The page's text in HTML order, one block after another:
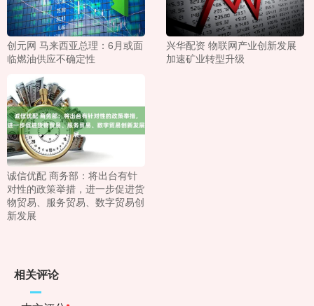
创元网 马来西亚总理：6月或面
临燃油供应不确定性
兴华配资 物联网产业创新发展
加速矿业转型升级
诚信优配 商务部：将出台有针
对性的政策举措，进一步促进货
物贸易、服务贸易、数字贸易创
新发展
相关评论